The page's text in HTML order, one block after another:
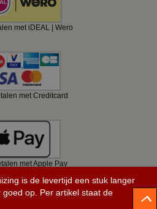
met iDEAL | Wero
met Creditcard
met Apple Pay
is de levertijd een stuk langer
op. Per artikel staat de